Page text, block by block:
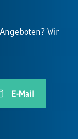
Wir
E-Mail